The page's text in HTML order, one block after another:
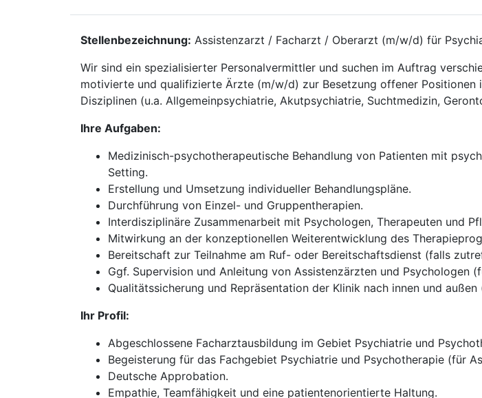
Stellenbezeichnung: Assistenzarzt / Facharzt / Oberarzt (m/w/d) für
Wir sind ein spezialisierter Personalvermittler und suchen im Auftrag
motivierte und qualifizierte Ärzte (m/w/d) zur Besetzung offener Positionen
Disziplinen (u.a. Allgemeinpsychiatrie, Akutpsychiatrie, Suchtmedizin,
Ihre Aufgaben:
Medizinisch-psychotherapeutische Behandlung von Patienten mit
Setting.
Erstellung und Umsetzung individueller Behandlungspläne.
Durchführung von Einzel- und Gruppentherapien.
Interdisziplinäre Zusammenarbeit mit Psychologen, Therapeuten und
Mitwirkung an der konzeptionellen Weiterentwicklung des
Bereitschaft zur Teilnahme am Ruf- oder Bereitschaftsdienst (falls
Ggf. Supervision und Anleitung von Assistenzärzten und Psychologen
Qualitätssicherung und Repräsentation der Klinik nach innen und
Ihr Profil:
Abgeschlossene Facharztausbildung im Gebiet Psychiatrie und
Begeisterung für das Fachgebiet Psychiatrie und Psychotherapie (für
Deutsche Approbation.
Empathie, Teamfähigkeit und eine patientenorientierte Haltung.